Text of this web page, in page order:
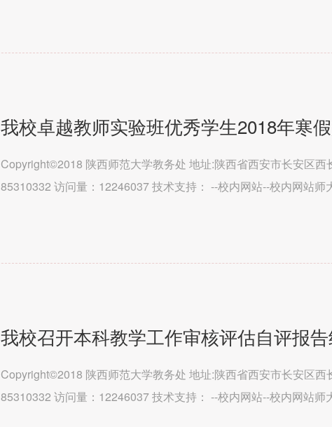
Copyright©2018 陕西师范大学教务处 地址:陕西省西安市长安区西
85310332 访问量：12246037 技术支持： --校内网站--校内网站师
Copyright©2018 陕西师范大学教务处 地址:陕西省西安市长安区西
85310332 访问量：12246037 技术支持： --校内网站--校内网站师